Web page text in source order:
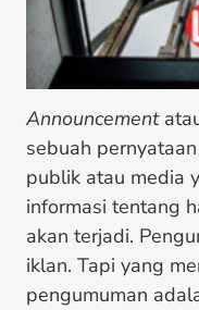
Announcement
sebuah
publik atau media
informasi tentang
akan terjadi.
iklan. Tapi yang
pengumuman